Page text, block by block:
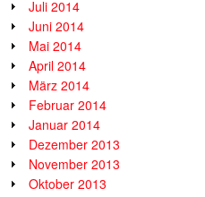
Juli 2014
Juni 2014
Mai 2014
April 2014
März 2014
Februar 2014
Januar 2014
Dezember 2013
November 2013
Oktober 2013